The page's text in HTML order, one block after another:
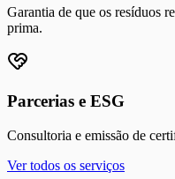
Garantia de que os resíduos
prima.
Parcerias e ESG
Consultoria e emissão de
Ver todos os serviços